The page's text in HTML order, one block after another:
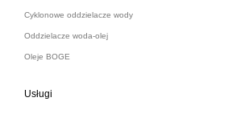
Cyklonowe oddzielacze wody
Oddzielacze woda-olej
Oleje BOGE
Usługi